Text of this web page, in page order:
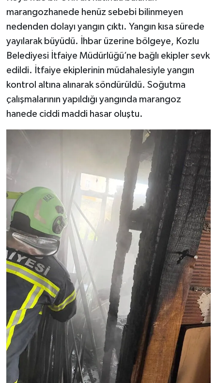
marangozhanede henüz sebebi bilinmeyen
nedenden dolayı yangın çıktı. Yangın kısa sürede
yayılarak büyüdü. İhbar üzerine bölgeye, Kozlu
Belediyesi İtfaiye Müdürlüğü’ne bağlı ekipler sevk
edildi. İtfaiye ekiplerinin müdahalesiyle yangın
kontrol altına alınarak söndürüldü. Soğutma
çalışmalarının yapıldığı yangında marangoz
hanede ciddi maddi hasar oluştu.
İş ilanı
Kilimli
Kültür - Sanat
MAGAZİN
Politika
Sağlık
SİYASET
Spor
Ulusal
Yaşam